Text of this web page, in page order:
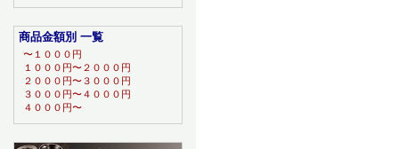
商品金額別 一覧
〜１０００円
１０００円〜２０００円
２０００円〜３０００円
３０００円〜４０００円
４０００円〜